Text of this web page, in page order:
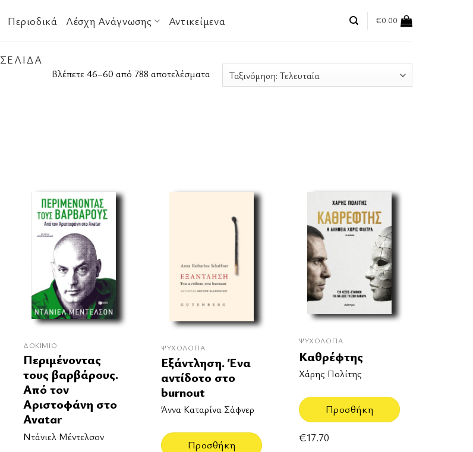
Περιοδικά Λέσχη Ανάγνωσης Αντικείμενα €0.00
ΣΕΛΊΔΑ
Βλέπετε 46–60 από 788 αποτελέσματα Sorted
ΔΟΚΊΜΙΟ
Περιμένοντας
τους βαρβάρους.
Από τον
Αριστοφάνη στο
Avatar
Ντάνιελ Μέντελσον
ΨΥΧΟΛΟΓΊΑ
Εξάντληση. Ένα
αντίδοτο στο
burnout
Άννα Καταρίνα Σάφνερ
Προσθήκη
ΨΥΧΟΛΟΓΊΑ
Καθρέφτης
Χάρης Πολίτης
Προσθήκη
€17.70